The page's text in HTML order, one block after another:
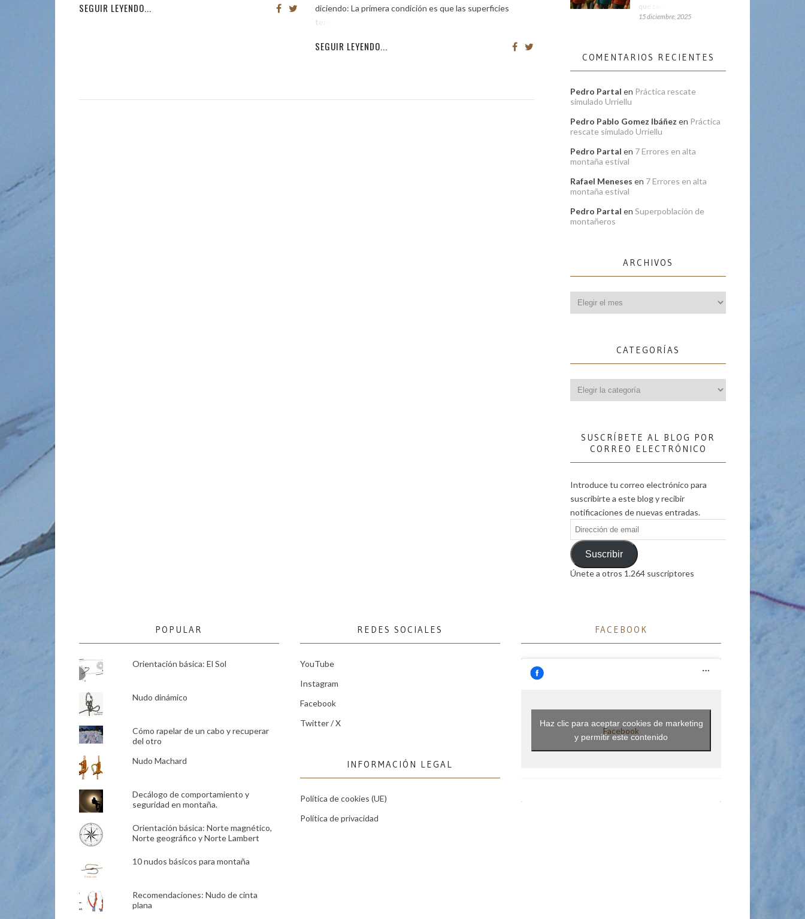
SEGUIR LEYENDO...
diciendo: La primera condición es que las superficies
tengan una
SEGUIR LEYENDO...
que condiciona tu
15 diciembre, 2025
COMENTARIOS RECIENTES
Pedro Partal en Práctica rescate
simulado Urriellu
Pedro Pablo Gomez Ibáñez en Práctica
rescate simulado Urriellu
Pedro Partal en 7 Errores en alta
montaña estival
Rafael Meneses en 7 Errores en alta
montaña estival
Pedro Partal en Superpoblación de
montañeros
ARCHIVOS
CATEGORÍAS
SUSCRÍBETE AL BLOG POR
CORREO ELECTRÓNICO
Introduce tu correo electrónico para
suscribirte a este blog y recibir
notificaciones de nuevas entradas.
Dirección
de
emailSuscribir
Únete a otros 1.264 suscriptores
POPULAR
Orientación básica: El Sol
Nudo dinámico
Cómo rapelar de un cabo y recuperar
del otro
Nudo Machard
Decálogo de comportamiento y
seguridad en montaña.
Orientación básica: Norte magnético,
Norte geográfico y Norte Lambert
10 nudos básicos para montaña
Recomendaciones: Nudo de cinta
plana
REDES SOCIALES
YouTube
Instagram
Facebook
Twitter / X
INFORMACIÓN LEGAL
Política de cookies (UE)
Política de privacidad
FACEBOOK
Facebook
Haz clic para aceptar cookies de marketing
y permitir este contenido